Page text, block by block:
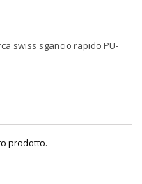
swiss sgancio rapido PU-
prodotto.